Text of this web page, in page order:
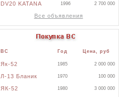
DV20 KATANA 1996 2 700 000
Все объявления
ВС Год Цена, руб
Як-52 1985 2 000 000
Л-13 Бланик 1970 100 000
ЯК-52 1980 3 000 000